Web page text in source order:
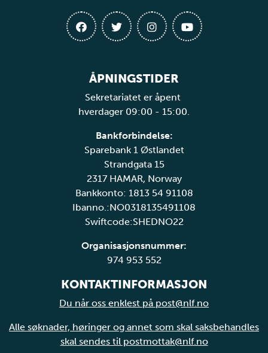
ÅPNINGSTIDER
Sekretariatet er åpent
hverdager 09:00 - 15:00.
Bankforbindelse:
Sparebank 1 Østlandet
Strandgata 15
2317 HAMAR, Norway
Bankkonto: 1813 54 91108
Ibanno.:NO0318135491108
Swiftcode:SHEDNO22
Organisasjonsnummer:
974 953 552
KONTAKTINFORMASJON
Du når oss enklest på post@nlf.no
Alle søknader, høringer og annet som skal saksbehandles
skal sendes til postmottak@nlf.no